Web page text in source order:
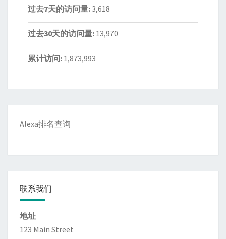
过去7天的访问量: 3,618
过去30天的访问量: 13,970
累计访问: 1,873,993
Alexa排名查询
联系我们
地址
123 Main Street